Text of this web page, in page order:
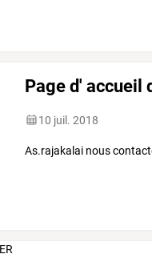
Page d' accueil
10 juil. 2018
As.rajakalai nous